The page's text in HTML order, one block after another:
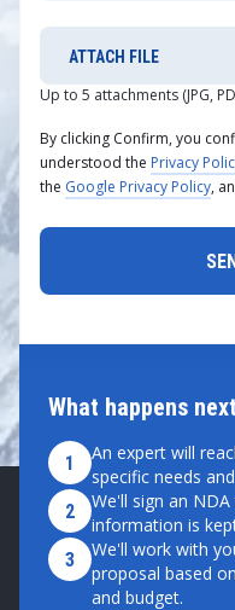
What happens
1
An expert will
specific needs
2
We'll sign an
information is
3
We'll work with
proposal based
and budget.
ATTACH FILE
Up to 5 attachments (JPG,
By clicking Confirm, you
understood the Privacy
the Google Privacy Policy,